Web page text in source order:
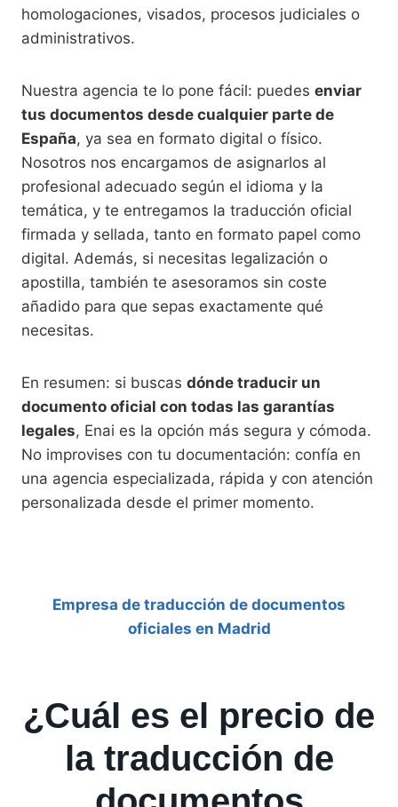
homologaciones, visados, procesos judiciales o
administrativos.
Nuestra agencia te lo pone fácil: puedes enviar
tus documentos desde cualquier parte de
España, ya sea en formato digital o físico.
Nosotros nos encargamos de asignarlos al
profesional adecuado según el idioma y la
temática, y te entregamos la traducción oficial
firmada y sellada, tanto en formato papel como
digital. Además, si necesitas legalización o
apostilla, también te asesoramos sin coste
añadido para que sepas exactamente qué
necesitas.
En resumen: si buscas dónde traducir un
documento oficial con todas las garantías
legales, Enai es la opción más segura y cómoda.
No improvises con tu documentación: confía en
una agencia especializada, rápida y con atención
personalizada desde el primer momento.
Empresa de traducción de documentos
oficiales en Madrid
¿Cuál es el precio de
la traducción de